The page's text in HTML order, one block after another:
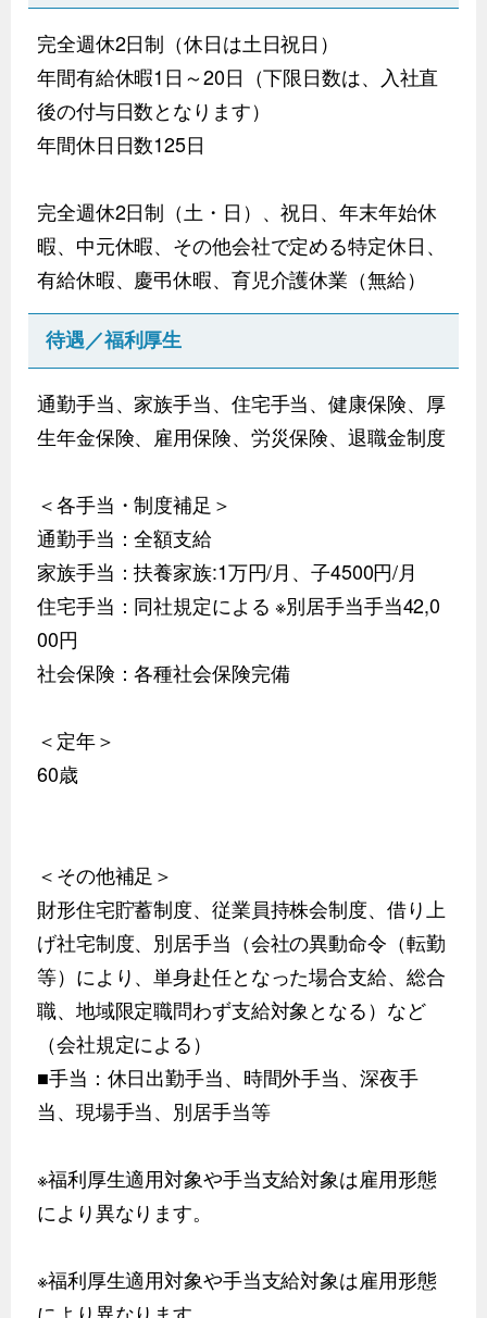
完全週休2日制（休日は土日祝日）
年間有給休暇1日～20日（下限日数は、入社直
後の付与日数となります）
年間休日日数125日
完全週休2日制（土・日）、祝日、年末年始休
暇、中元休暇、その他会社で定める特定休日、
有給休暇、慶弔休暇、育児介護休業（無給）
待遇／福利厚生
通勤手当、家族手当、住宅手当、健康保険、厚
生年金保険、雇用保険、労災保険、退職金制度
＜各手当・制度補足＞
通勤手当：全額支給
家族手当：扶養家族:1万円/月、子4500円/月
住宅手当：同社規定による ※別居手当手当42,0
00円
社会保険：各種社会保険完備
＜定年＞
60歳
＜その他補足＞
財形住宅貯蓄制度、従業員持株会制度、借り上
げ社宅制度、別居手当（会社の異動命令（転勤
等）により、単身赴任となった場合支給、総合
職、地域限定職問わず支給対象となる）など
（会社規定による）
■手当：休日出勤手当、時間外手当、深夜手
当、現場手当、別居手当等
※福利厚生適用対象や手当支給対象は雇用形態
により異なります。
※福利厚生適用対象や手当支給対象は雇用形態